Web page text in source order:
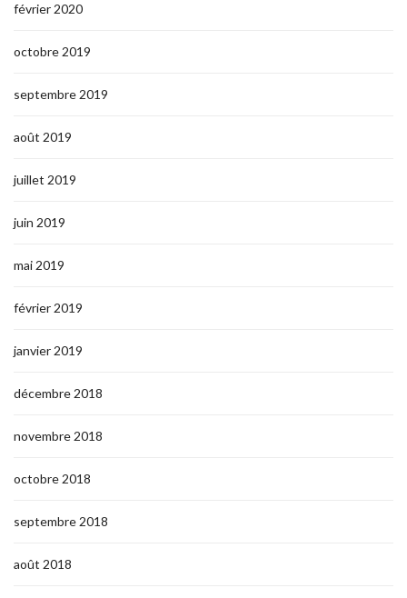
février 2020
octobre 2019
septembre 2019
août 2019
juillet 2019
juin 2019
mai 2019
février 2019
janvier 2019
décembre 2018
novembre 2018
octobre 2018
septembre 2018
août 2018